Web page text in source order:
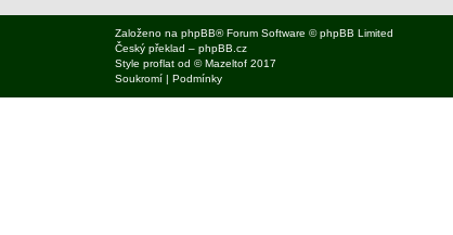
Založeno na phpBB® Forum Software © phpBB Limited
Český překlad – phpBB.cz
Style proflat od ©Mazeltof 2017
Soukromí | Podmínky